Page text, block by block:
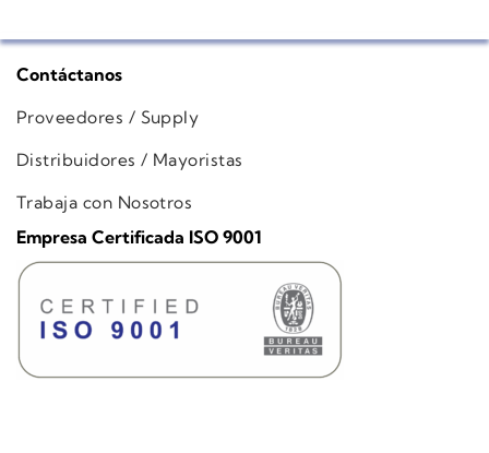
Contáctanos
Proveedores / Supply
Distribuidores / Mayoristas
Trabaja con Nosotros
Empresa Certificada ISO 9001